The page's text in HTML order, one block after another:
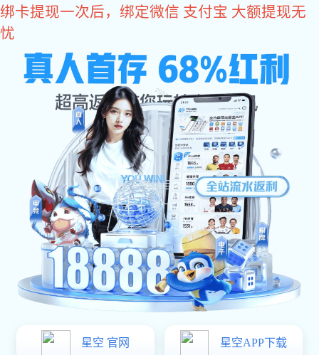
星空真人
人才招聘
RECRUITMENT
工作城市
请选择
职位搜索